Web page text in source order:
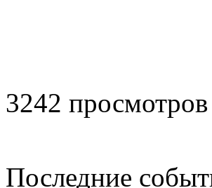
3242 просмотров
Последние